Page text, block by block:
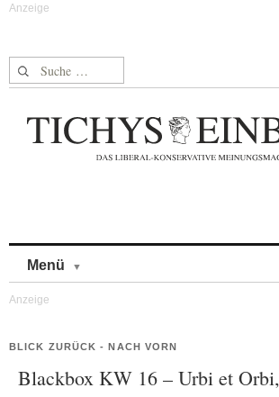
Suche nach:
Menü
BLICK ZURÜCK - NACH VORN
Blackbox KW 16 – Urbi et